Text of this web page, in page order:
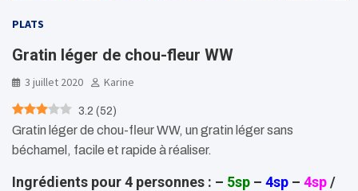
PLATS
Gratin léger de chou-fleur WW
3 juillet 2020 Karine
3.2 (52)
Gratin léger de chou-fleur WW, un gratin léger sans
béchamel, facile et rapide à réaliser.
Ingrédients pour 4 personnes : – 5sp – 4sp – 4sp/